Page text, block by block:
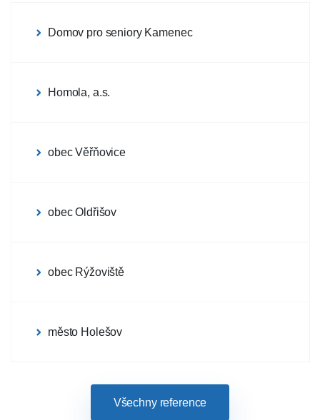
Domov pro seniory Kamenec
Homola, a.s.
obec Věřňovice
obec Oldřišov
obec Rýžoviště
město Holešov
Všechny reference